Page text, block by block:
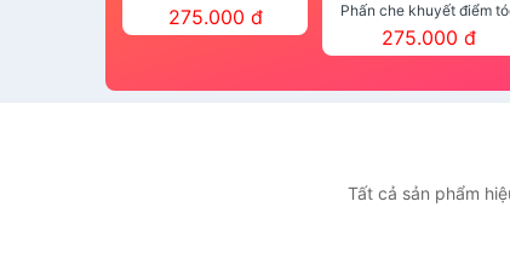
Papaya The Face Shop
(150ml)
275.000 đ
Phấn che khuyết điểm
Quick Hair Puff The Face
275.000 đ
Tất cả sản phẩm